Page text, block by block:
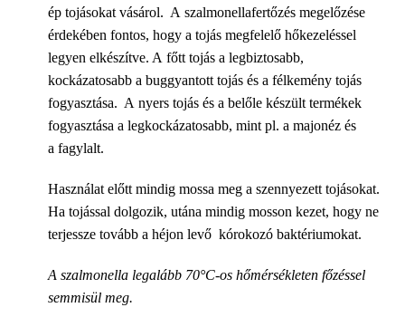
ép tojásokat vásárol. A szalmonellafertőzés megelőzése
érdekében fontos, hogy a tojás megfelelő hőkezeléssel
legyen elkészítve. A főtt tojás a legbiztosabb,
kockázatosabb a buggyantott tojás és a félkemény tojás
fogyasztása. A nyers tojás és a belőle készült termékek
fogyasztása a legkockázatosabb, mint pl. a majonéz és
a fagylalt.
Használat előtt mindig mossa meg a szennyezett tojásokat.
Ha tojással dolgozik, utána mindig mosson kezet, hogy ne
terjessze tovább a héjon levő kórokozó baktériumokat.
A szalmonella legalább 70°C-os hőmérsékleten főzéssel
semmisül meg.